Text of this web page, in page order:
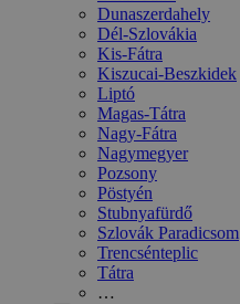
Dunaszerdahely
Dél-Szlovákia
Kis-Fátra
Kiszucai-Beszkidek
Liptó
Magas-Tátra
Nagy-Fátra
Nagymegyer
Pozsony
Pöstyén
Stubnyafürdő
Szlovák Paradicsom
Trencsénteplic
Tátra
…